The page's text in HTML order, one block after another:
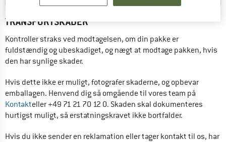
TRANSPORTSKADER
Kontroller straks ved modtagelsen, om din pakke er
fuldstændig og ubeskadiget, og nægt at modtage pakken, hvis
den har synlige skader.
Hvis dette ikke er muligt, fotografer skaderne, og opbevar
emballagen. Henvend dig så omgående til vores team på
Kontakteller +49 71 21 70 12 0. Skaden skal dokumenteres
hurtigst muligt, så erstatningskravet ikke bortfalder.
Hvis du ikke sender en reklamation eller tager kontakt til os, har